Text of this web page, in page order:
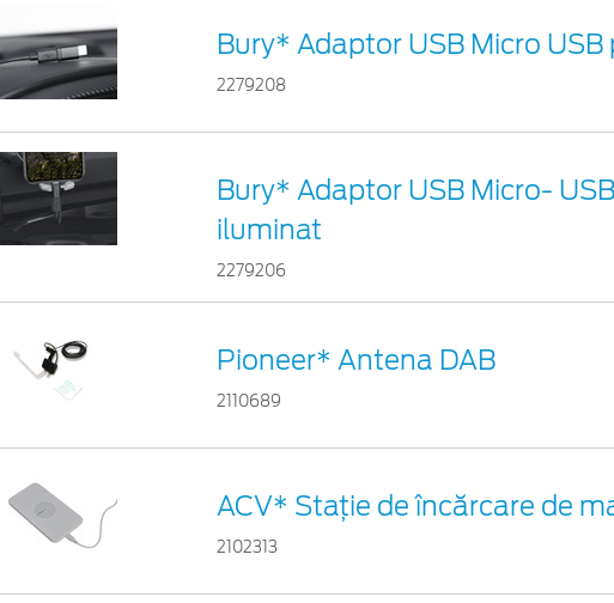
Bury* Adaptor USB Micro USB
2279208
Bury* Adaptor USB Micro-
iluminat
2279206
Pioneer* Antena DAB
2110689
ACV* Stație de încărcare de
2102313